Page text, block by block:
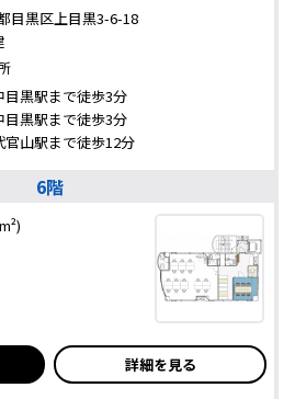
目黒区上目黒3-6-18
目黒駅まで徒歩3分
目黒駅まで徒歩3分
官山駅まで徒歩12分
6階
詳細を見る